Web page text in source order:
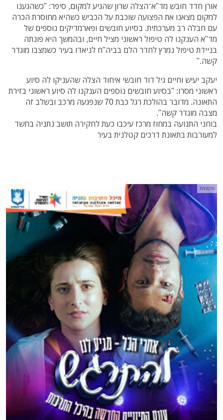
אורן חדד חובש מד"א־הצלה שרון שהגיע למקום, סיפר: "כשהגענו
למקום מצאנו את הפצועה שוכבת על הכביש כשהיא מחוסרת הכרה
עם חבלה רב מערכתית. בסיוע חובשים ופארמדיקים נוספים של
מד"א הענקנו לה טיפול ראשוני מציל חיים, ובהמשך היא פונתה
בניידת טיפול נמרץ לחדר הלם בביה"ח לניאדו בעיר כשמצבו מוגדר
קשה."
יעקב יעיש וחיים גיל דוד חובשי איחוד הצלה שהעניקו לה סיוע
ראשוני מסרו: "בסיוע חובשים נוספים הענקנו לה סיוע ראשוני בזירת
התאונה. מדובר בהולכת רגל כבת 70 שנפגעה מרכב ובשלב זה
מצבה מוגדר קשה".
בוחני התנועה במחוז מרכז עיכבו כעת לחקירה תושב נתניה בחשד
למעורבות בתאונת דרכים קטלנית בעיר
פרסומת